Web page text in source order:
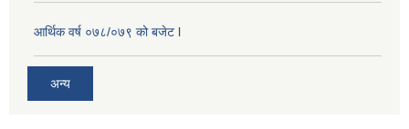
आर्थिक वर्ष ०७८/०७९ को बजेट l
अन्य